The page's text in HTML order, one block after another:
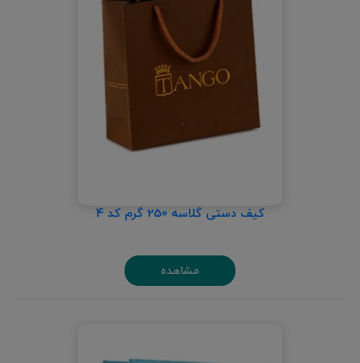
کیف دستی گلاسه 250 گرم کد 4
مشاهده